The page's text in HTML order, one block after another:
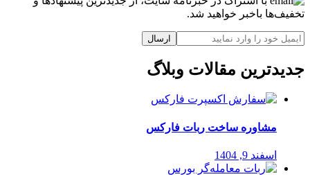
تخفیف‌ها باخبر خواهید شد.
ارسال
جدیدترین مقالات وبلاگ
مشاوره ساخت ربات فارکس
اسفند 9, 1404